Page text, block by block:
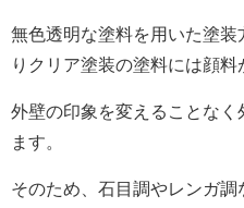
無色透明な塗料を用いた塗
りクリア塗装の塗料には顔
外壁の印象を変えることな
ます。
そのため、石目調やレンガ